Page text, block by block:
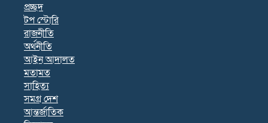
প্রচ্ছদ
টপ স্টোরি
রাজনীতি
অর্থনীতি
আইন আদালত
মতামত
সাহিত্য
সমগ্র দেশ
আন্তর্জাতিক